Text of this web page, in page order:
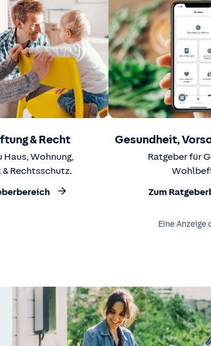
& Recht
Haus, Wohnung,
Rechtsschutz.
Gesundheit,
Ratgeber für
Zum
Eine Anzeige